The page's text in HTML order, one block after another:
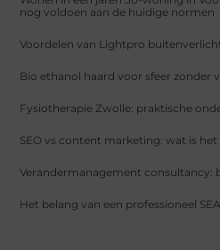
nog voldoen aan de huidige normen
Voordelen van Lightpro
Bio ethanol haard voor sfeer zonder
Fysiotherapie Zwolle: praktische
SEO vs content marketing: wat is het
Verandermanagement consultancy:
Het belang van een professioneel